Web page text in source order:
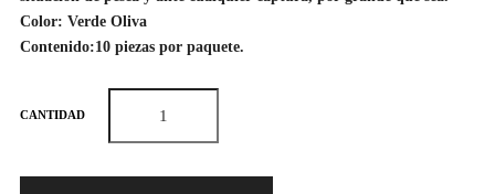
Color: Verde Oliva
Contenido:10 piezas por paquete.
CANTIDAD